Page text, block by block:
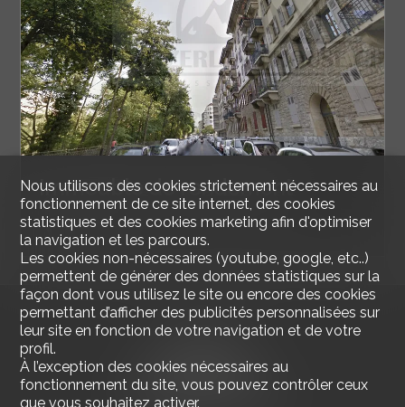
Immeuble de rendement
Genève
Nous utilisons des cookies strictement nécessaires au
fonctionnement de ce site internet, des cookies
statistiques et des cookies marketing afin d'optimiser
la navigation et les parcours.
Les cookies non-nécessaires (youtube, google, etc..)
permettent de générer des données statistiques sur la
façon dont vous utilisez le site ou encore des cookies
permettant d’afficher des publicités personnalisées sur
leur site en fonction de votre navigation et de votre
profil.
À l’exception des cookies nécessaires au
fonctionnement du site, vous pouvez contrôler ceux
que vous souhaitez activer.